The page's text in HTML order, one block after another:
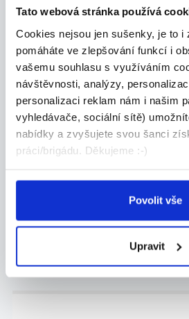
Tato webová stránka používá
Cookies nejsou jen sušenky, je to i
pomáháte ve zlepšování funkcí i
vašemu souhlasu s využíváním
návštěvnosti, analýzy,
personalizaci reklam nám i našim
vyhledávače, sociální sítě)
nabídky a zvyšujete svou šanci
práci/brigádu. Děkujeme :-)
Povolit vše
Upravit
MV Facility Služby s.r.o.
Odpovíme každému
DPČ 2-3 hodiny -
tisku 150 Kč/hod.
společností...
ADECCO spol. s r.o.